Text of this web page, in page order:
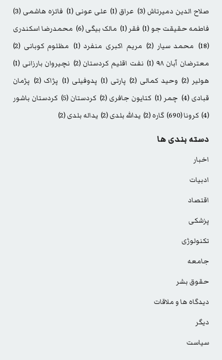
صلاح الدین دمیرتاش (3) عراق (1) علی عونی (1) فائزه هاشمی (3)
فاطمه حقیقت جو (1) فقر (1) مالک بیگی(6)
محمدرضا اسکندری
(18)
محمد سیار (2) مریم اکبری منفرد (1) مظلوم کوبانی (2)
معترضان آبان ۹۸
(1) نفت اقلیم کردستان (2) نچیروان بارزانی (1)
هولیر (2) وحید کمالی (2) پارتی (1) پدوفیلی (1) پژاک (2)
پژمان
قبادی (4) چمر (1) کتایون جافری (2) کردستان (5)
کردستان باشور
(4)
کرونا(690) گاره(2) یدالله بلدی(2) یداله بلدی(2)
دسته بندی ها
اخبار
ادبیات
اقتصاد
پزشکی
تکنولوژی
جامعه
حقوق بشر
دیدگاه ها و ملاقات
دیگر
سیاست